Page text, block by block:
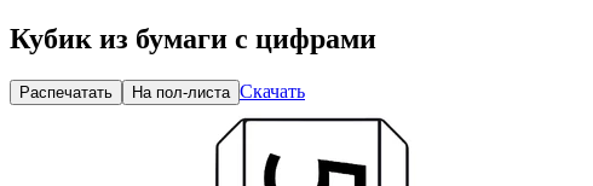
Кубик из бумаги с цифрами
Распечатать На пол-листа Скачать